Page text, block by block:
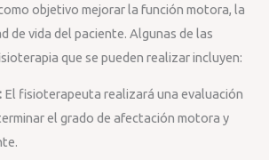
objetivo mejorar la función motora, la
de vida del paciente. Algunas de las
que se pueden realizar incluyen:
El fisioterapeuta realizará una evaluación
el grado de afectación motora y